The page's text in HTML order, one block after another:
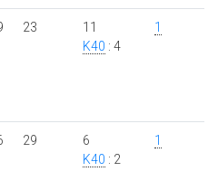
23
11
K40 : 4
1
29
6
K40 : 2
1